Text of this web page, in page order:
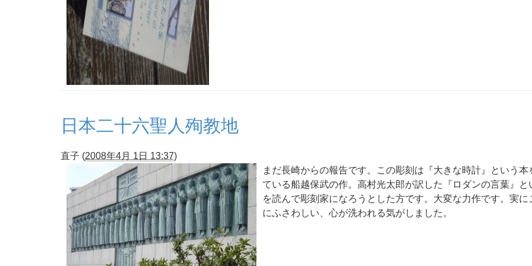
日本二十六聖人殉教地
直子 (2008年4月 1日 13:37)
まだ長崎からの報告です。この彫刻は『大きな時計』という本
ている船越保武の作。高村光太郎が訳した『ロダンの言葉』と
を読んで彫刻家になろうとした方です。大変な力作です。実に
にふさわしい、心が洗われる気がしました。